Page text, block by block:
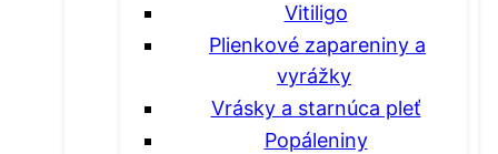
Vitiligo
Plienkové zapareniny a
vyrážky
Vrásky a starnúca pleť
Popáleniny